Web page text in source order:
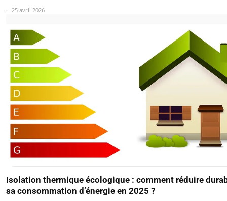
25 avril 2026
Isolation thermique écologique : comment réduire
sa consommation d’énergie en 2025 ?